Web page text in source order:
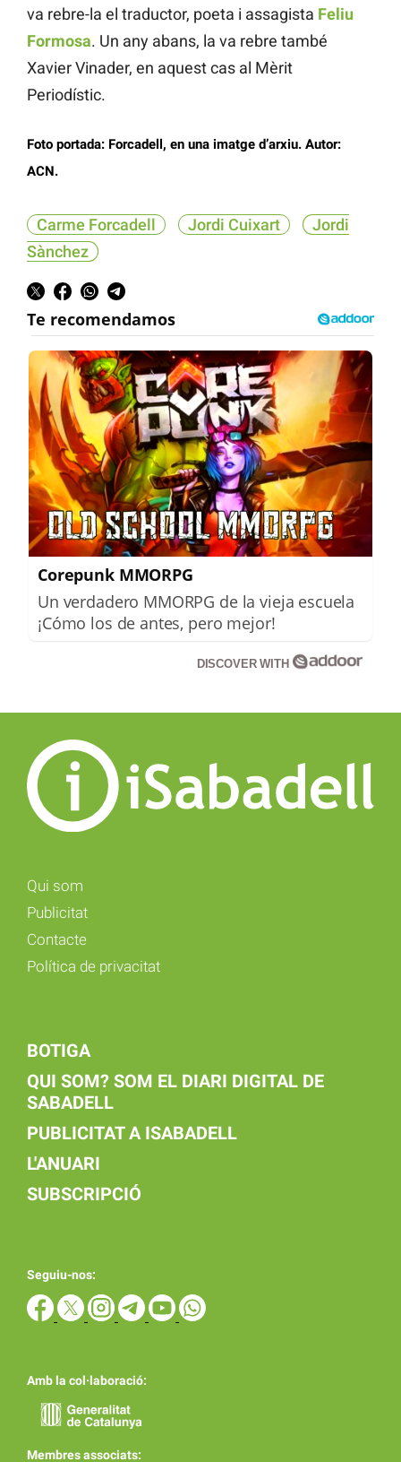
va rebre-la el traductor, poeta i assagista Feliu
Formosa. Un any abans, la va rebre també
Xavier Vinader, en aquest cas al Mèrit
Periodístic.
Foto portada: Forcadell, en una imatge d’arxiu. Autor:
ACN.
Carme Forcadell Jordi Cuixart
Jordi
Sànchez
Corepunk MMORPG
Un verdadero MMORPG de la vieja escuela
¡Cómo los de antes, pero mejor!
DISCOVER WITH
Qui som
Publicitat
Contacte
Política de privacitat
BOTIGA
QUI SOM? SOM EL DIARI DIGITAL DE
SABADELL
PUBLICITAT A ISABADELL
L'ANUARI
SUBSCRIPCIÓ
Seguiu-nos:
Amb la col·laboració:
Membres associats: